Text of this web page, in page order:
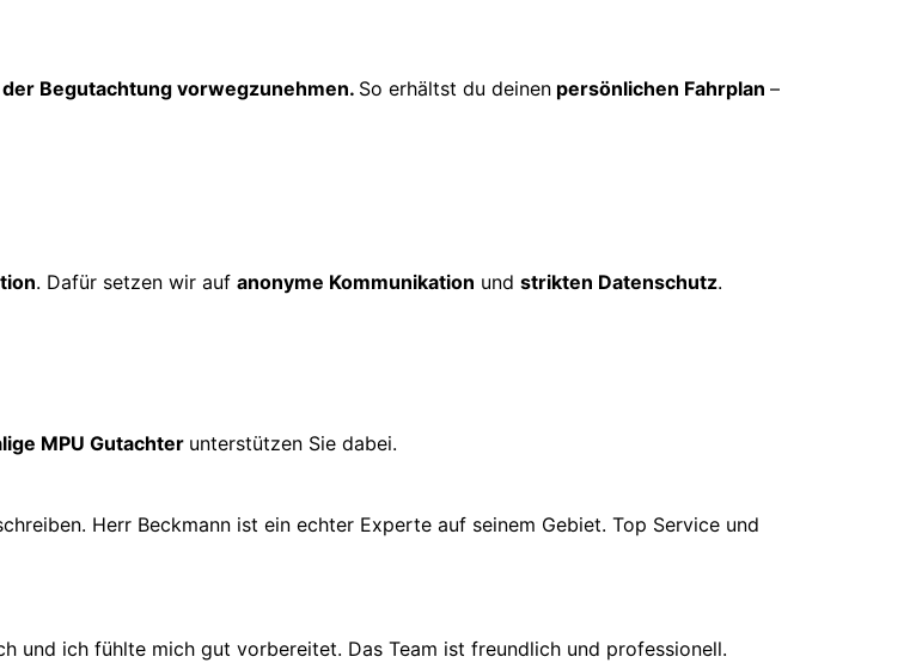
Begutachtung vorwegzunehmen. So erhältst du deinen persönlichen Fahrplan –
. Dafür setzen wir auf anonyme Kommunikation und strikten Datenschutz.
MPU Gutachter unterstützen Sie dabei.
Herr Beckmann ist ein echter Experte auf seinem Gebiet. Top Service und
und ich fühlte mich gut vorbereitet. Das Team ist freundlich und professionell.